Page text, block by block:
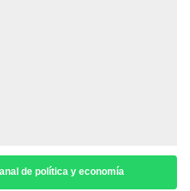
de política y economía